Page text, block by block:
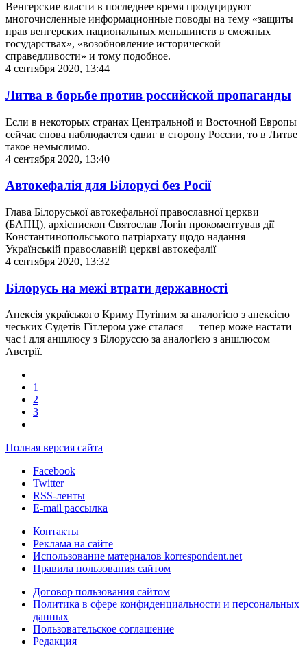
Венгерские власти в последнее время продуцируют
многочисленные информационные поводы на тему «защиты
прав венгерских национальных меньшинств в смежных
государствах», «возобновление исторической
справедливости» и тому подобное.
4 сентября 2020, 13:44
Литва в борьбе против российской пропаганды
Если в некоторых странах Центральной и Восточной Европы
сейчас снова наблюдается сдвиг в сторону России, то в Литве
такое немыслимо.
4 сентября 2020, 13:40
Автокефалія для Білорусі без Росії
Глава Білоруської автокефальної православної церкви
(БАПЦ), архієпископ Святослав Логін прокоментував дії
Константинопольського патріархату щодо надання
Українській православній церкві автокефалії
4 сентября 2020, 13:32
Білорусь на межі втрати державності
Анексія україського Криму Путіним за аналогією з анексією
чеських Судетів Гітлером уже сталася — тепер може настати
час і для аншлюсу з Білоруссю за аналогією з аншлюсом
Австрії.
1
2
3
Полная версия сайта
Facebook
Twitter
RSS-ленты
E-mail рассылка
Контакты
Реклама на сайте
Использование материалов korrespondent.net
Правила пользования сайтом
Договор пользования сайтом
Политика в сфере конфиденциальности и персональных
данных
Пользовательское соглашение
Редакция